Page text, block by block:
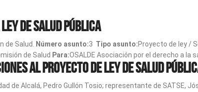
de Salud Pública
de Salud. Número asunto:3 Tipo asunto:Proyecto de ley /
de Salud Para:OSALDE Asociación por el derecho a la
al proyecto de ley de salud
de Alcalá, Pedro Gullón Tosio; representante de SATSE,